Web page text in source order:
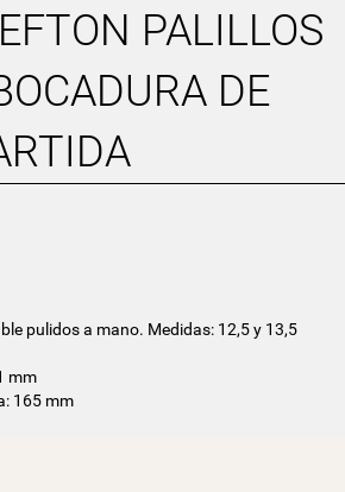
PALILLOS
DE
pulidos a mano. Medidas: 12,5 y 13,5
mm
165 mm